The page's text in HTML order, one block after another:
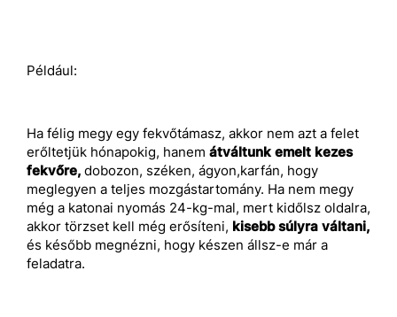
Például:
Ha félig megy egy fekvőtámasz, akkor nem azt a felet
erőltetjük hónapokig, hanem átváltunk emelt kezes
fekvőre, dobozon, széken, ágyon,karfán, hogy
meglegyen a teljes mozgástartomány. Ha nem megy
még a katonai nyomás 24-kg-mal, mert kidőlsz oldalra,
akkor törzset kell még erősíteni, kisebb súlyra váltani,
és később megnézni, hogy készen állsz-e már a
feladatra.